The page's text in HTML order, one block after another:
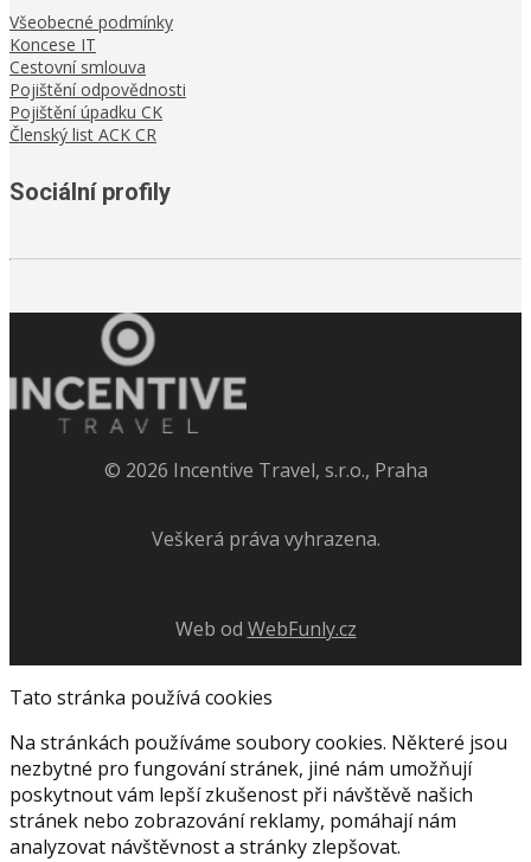
Všeobecné podmínky
Koncese IT
Cestovní smlouva
Pojištění odpovědnosti
Pojištění úpadku CK
Členský list ACK CR
Sociální profily
© 2026 Incentive Travel, s.r.o., Praha
Veškerá práva vyhrazena.
Web od WebFunly.cz
Tato stránka používá cookies
Na stránkách používáme soubory cookies. Některé jsou
nezbytné pro fungování stránek, jiné nám umožňují
poskytnout vám lepší zkušenost při návštěvě našich
stránek nebo zobrazování reklamy, pomáhají nám
analyzovat návštěvnost a stránky zlepšovat.